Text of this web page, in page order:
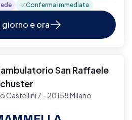
Conferma immediata
e ora
San Raffaele
Castellini 7 - 20158 Milano